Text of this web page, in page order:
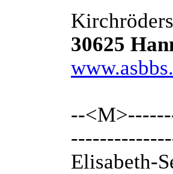
30625
--
Elisabeth-